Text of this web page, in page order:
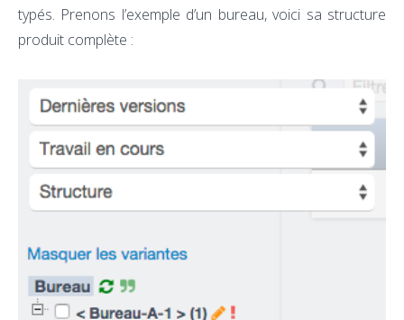
typés. Prenons l’exemple d’un bureau, voici sa structure
produit complète :